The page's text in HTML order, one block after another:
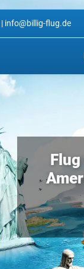
| info@billig-flug.de